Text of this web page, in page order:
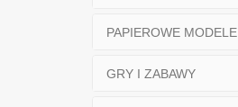
PAPIEROWE MODELE
GRY I ZABAWY